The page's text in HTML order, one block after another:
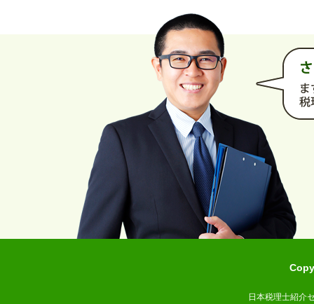
日本税理士紹介